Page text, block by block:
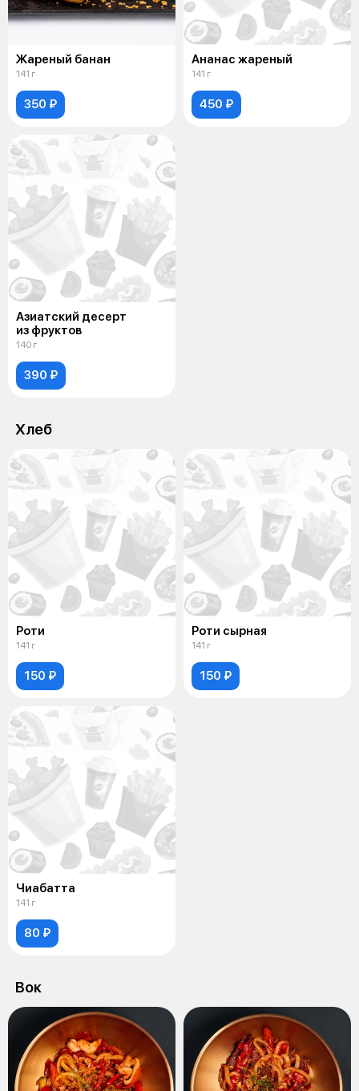
Жареный банан
141 г
350 ₽
Ананас жареный
141 г
450 ₽
Азиатский десерт
из фруктов
140 г
390 ₽
Хлеб
Роти
141 г
150 ₽
Роти сырная
141 г
150 ₽
Чиабатта
141 г
80 ₽
Вок